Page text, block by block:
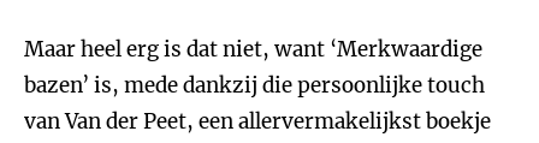
Maar heel erg is dat niet, want ‘Merkwaardige
bazen’ is, mede dankzij die persoonlijke touch
van Van der Peet, een allervermakelijkst boekje